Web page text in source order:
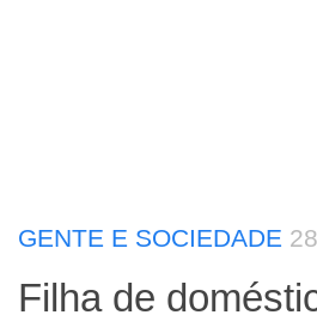
GENTE E SOCIEDADE
Filha de